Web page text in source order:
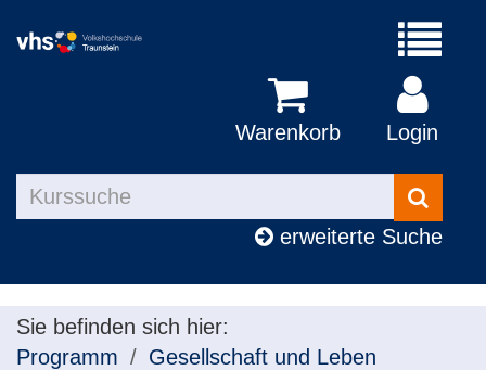
Menü
Warenkorb Login
Kurse
suchen
erweiterte Suche
Sie befinden sich hier:
Programm
Gesellschaft und Leben